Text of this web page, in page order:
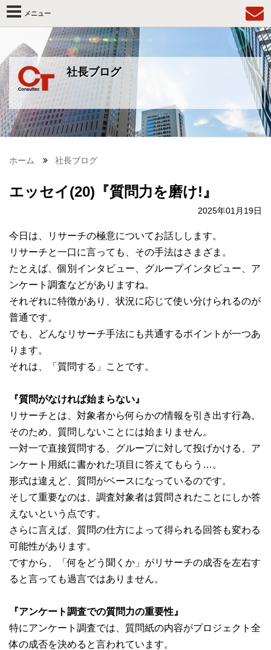
社長ブログ
メニュー
ホーム 社長ブログ
エッセイ(20)『質問力を磨け!』
2025年01月19日
今日は、リサーチの極意についてお話しします。
リサーチと一口に言っても、その手法はさまざま。
たとえば、個別インタビュー、グループインタビュー、ア
ンケート調査などがありますね。
それぞれに特徴があり、状況に応じて使い分けられるのが
普通です。
でも、どんなリサーチ手法にも共通するポイントが一つあ
ります。
それは、「質問する」ことです。
『質問がなければ始まらない』
リサーチとは、対象者から何らかの情報を引き出す行為。
そのため、質問しないことには始まりません。
一対一で直接質問する、グループに対して投げかける、ア
ンケート用紙に書かれた項目に答えてもらう…。
形式は違えど、質問がベースになっているのです。
そして重要なのは、調査対象者は質問されたことにしか答
えないという点です。
さらに言えば、質問の仕方によって得られる回答も変わる
可能性があります。
ですから、「何をどう聞くか」がリサーチの成否を左右す
ると言っても過言ではありません。
『アンケート調査での質問力の重要性』
特にアンケート調査では、質問紙の内容がプロジェクト全
体の成否を決めると言われています。